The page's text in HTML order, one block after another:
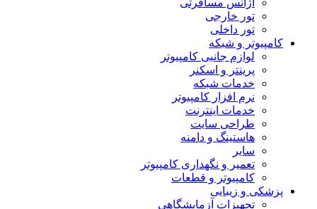
آژانس مسافرتی
تور خارجی
تور داخلی
کامپیوتر و شبکه
لوازم جانبی کامپیوتر
پرینتر و اسکنر
خدمات شبکه
نرم افزار کامپیوتر
خدمات اینترنت
طراحی سایت
هاستینگ و دامنه
سایر
تعمیر و نگهداری کامپیوتر
کامپیوتر و قطعات
پزشکی و زیبایی
تجهیزات آزمایشگاهی